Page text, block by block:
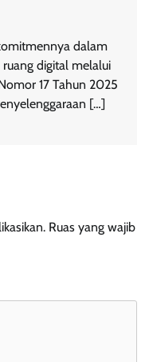
dalam
digital melalui
17 Tahun 2025
[…]
Ruas yang wajib